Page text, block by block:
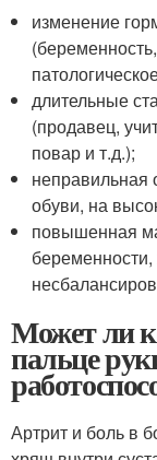
изменение
длительные
(продавец,
повар и т.д.);
неправильная
обуви, на
повышенная
беременности,
Может ли
пальце
Артрит и боль в